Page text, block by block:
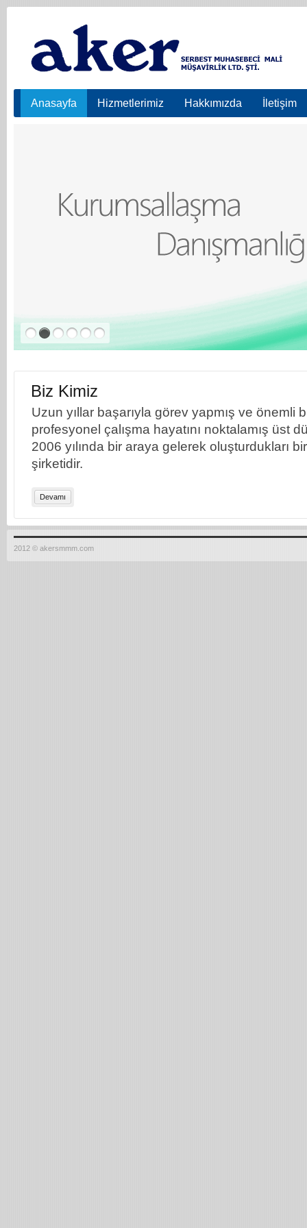
Anasayfa Hizmetlerimiz Hakkımızda İletişim
Biz Kimiz
Uzun yıllar başarıyla görev yapmış ve önemli
profesyonel çalışma hayatını noktalamış üst
2006 yılında bir araya gelerek oluşturdukları
şirketidir.
Devamı
2012 © akersmmm.com